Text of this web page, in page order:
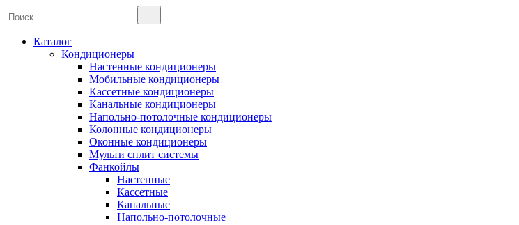
Каталог
Кондиционеры
Настенные кондиционеры
Мобильные кондиционеры
Кассетные кондиционеры
Канальные кондиционеры
Напольно-потолочные кондиционеры
Колонные кондиционеры
Оконные кондиционеры
Мульти сплит системы
Фанкойлы
Настенные
Кассетные
Канальные
Напольно-потолочные